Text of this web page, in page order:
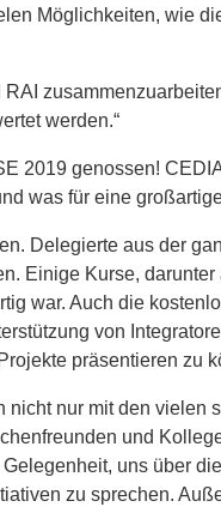
Möglichkeiten, wie
werden.“
2019 genossen!
was für eine
Delegierte aus der
Einige Kurse, darunter
war. Auch die
von
präsentieren zu
nicht nur mit den vielen
und
uns über
zu sprechen.